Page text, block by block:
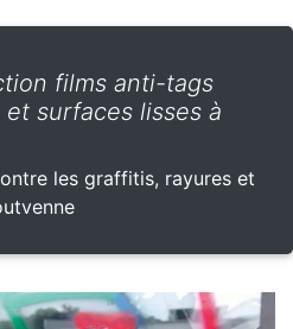
films anti-tags
surfaces lisses à
les graffitis, rayures et